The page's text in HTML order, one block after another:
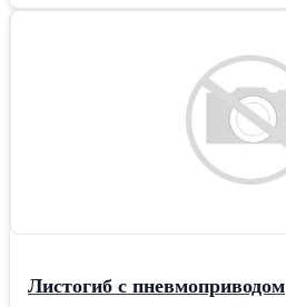
Листогиб с пневмоприводом